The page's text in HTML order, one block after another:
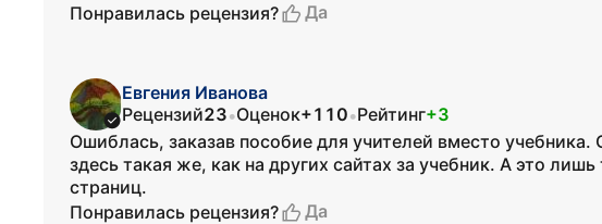
Понравилась рецензия?
Да
Евгения Иванова
Рецензий23•Оценок+110•Рейтинг+3
Ошиблась, заказав пособие для учителей вместо учебника.
здесь такая же, как на других сайтах за учебник. А это
страниц.
Понравилась рецензия?
Да